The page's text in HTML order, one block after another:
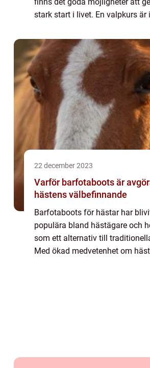
stark start i livet. En valpkurs är
22 december 2023
Varför barfotaboots är
hästens välbefinnande
Barfotaboots för hästar har
populära bland hästägare och
som ett alternativ till
Med ökad medvetenhet om